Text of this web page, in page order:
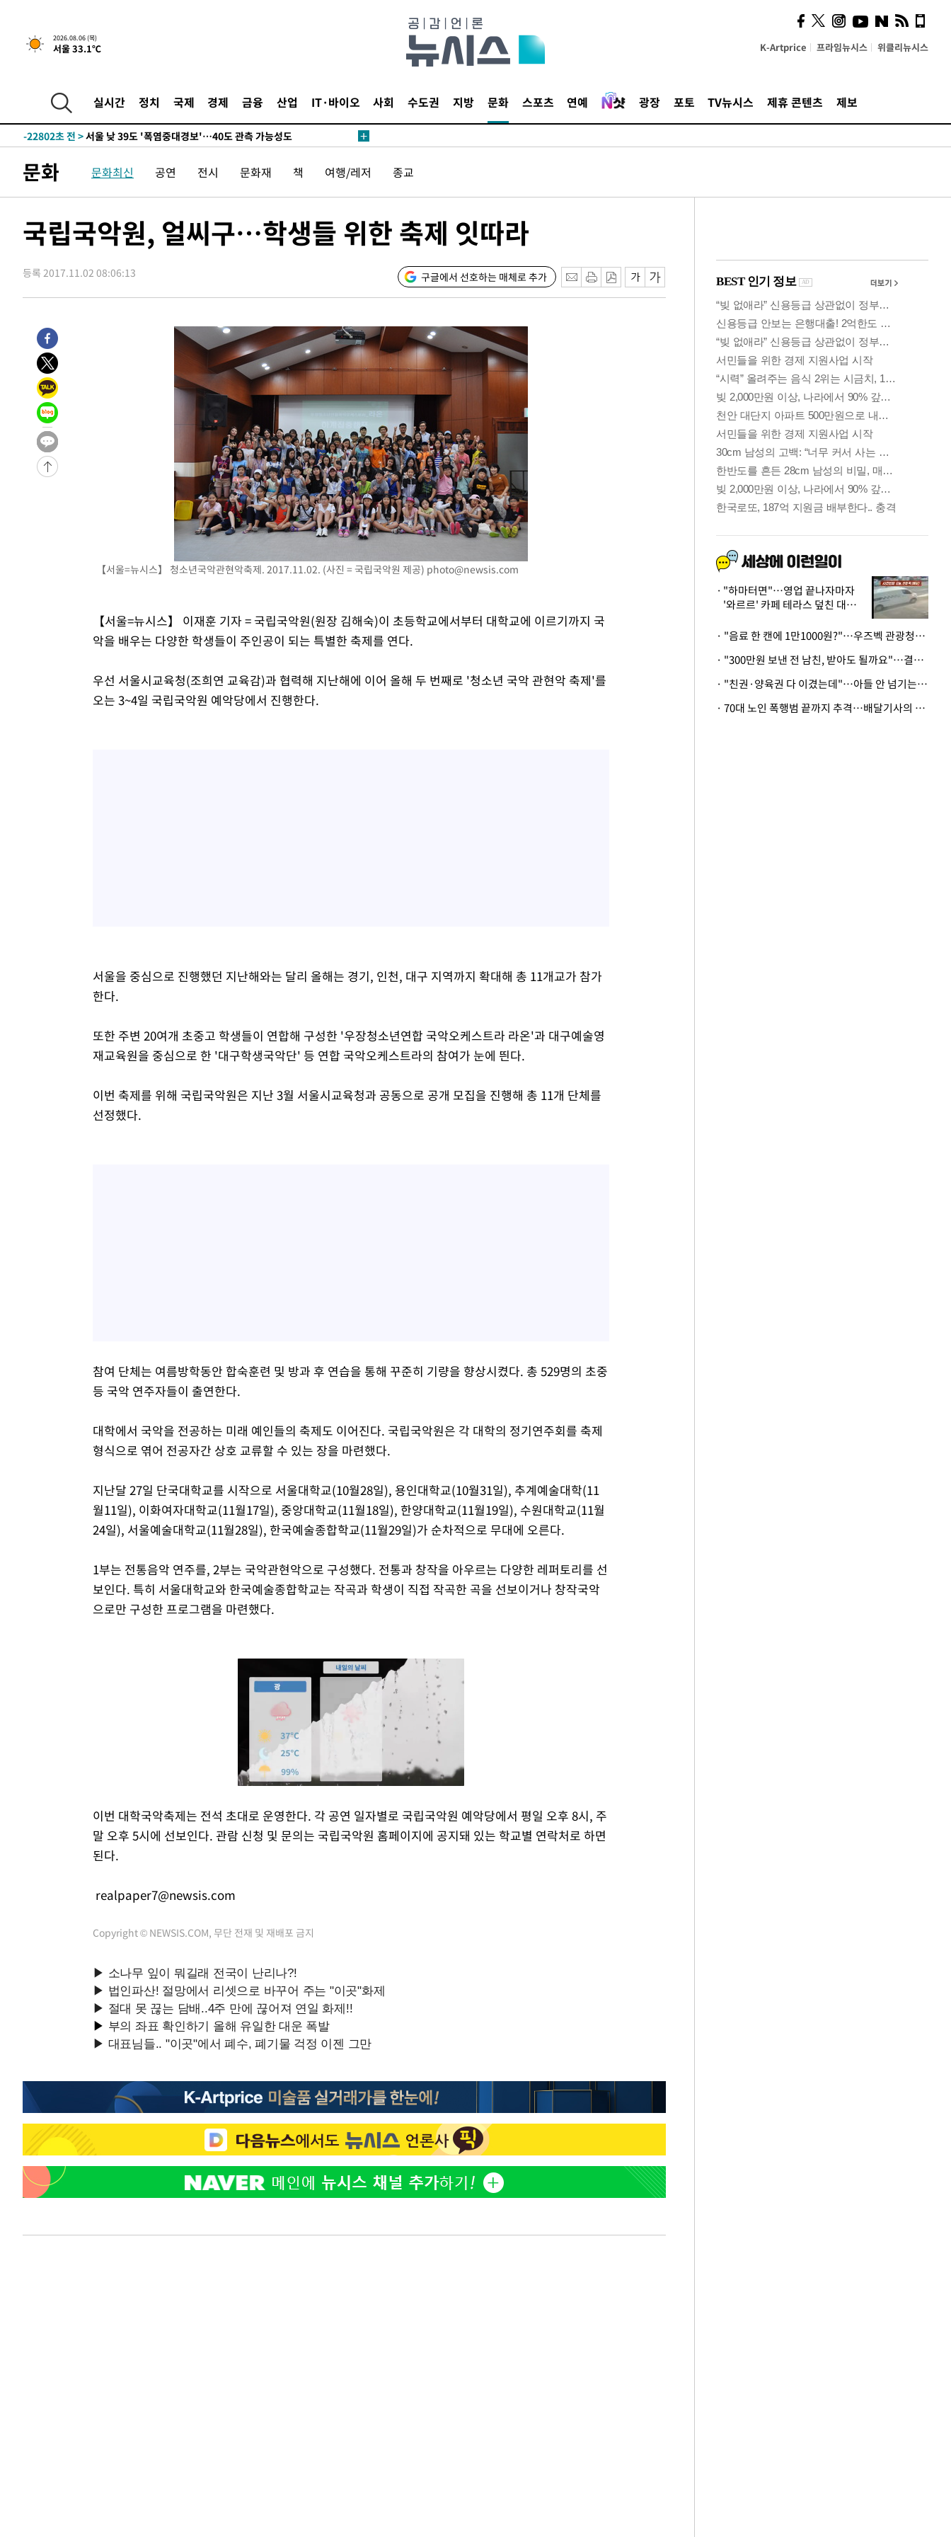
2026.08.06 (목)
서울 33.1℃ K-Artprice 프라임뉴시스 위클리뉴시스
실시간 정치 국제 경제 금융 산업 IT·바이오 사회 수도권 지방 문화 스포츠 연예 광장 포토 TV뉴시스 제휴 콘텐츠 제보
-30293초 전 >[속보]전남광주 초대 시민추천 부시장에 백승주·윤난실
-27854초 전 >서울 열대야 15일째 지속…비공식 '초열대야' 30도 넘어
-26404초 전 >
[속보]코스피, 119.51포인트(1.81%) 내린 6478.75 개장
-22851초 전 >
-22802초 전 >서울 낮 39도 '폭염중대경보'…40도 관측 가능성도
-12337초 전 >
[속보] 호르무즈 해협 이란-오만 협상 기대속 뉴욕증시 혼조 마감 다
-10692초 전 >[속보] 이란 대통령 "지금 최고지도자와 소통하기가 매우 어려워"
-31861초 전 >[속보]경찰, '홍명보 선임 논란' 대한축구협회·축구회관 등 압수수
상
-31041초 전 >[속보]코스피 매도사이드카 발동…4%대 급락
-30313초 전 >[속보]전남광주 초대 시민추천 부시장에 백승주·윤난실
-26441초 전 >
[속보]코스닥, 2.15포인트(0.27%) 내린 797.44 출발
-26424초 전 >
[속보]코스피, 119.51포인트(1.81%) 내린 6478.75 개장
-22871초 전 >
6월 경상수지 497.3억 달러…두 달 연속 사상 최대
-22822초 전 >
서울 낮 39도 '폭염중대경보'…40도 관측 가능성도
-20184초 전 >
미 워싱턴주 스포캔 시의 통제불능 3개 산불, 방화선 일부 구축
-12357초 전 >
[속보] 호르무즈 해협 이란-오만 협상 기대속 뉴욕증시 혼조 마감 다
우 0.49%↑
-10712초 전 >
[속보] 이란 대통령 "지금 최고지도자와 소통하기가 매우 어려워"
취임 3년 인터뷰
1시간 전 > [속보] "이란-오만, 호르무즈 해협 통행 항로 합의" 이란 외무부 대변인
문화 문화최신 공연 전시 문화재 책 여행/레저 종교
국립국악원, 얼씨구…학생들 위한 축제 잇따라
등록 2017.11.02 08:06:13 구글에서 선호하는 매체로 추가
【서울=뉴시스】 청소년국악관현악축제. 2017.11.02. (사진 = 국립국악원 제공) photo@newsis.com
【서울=뉴시스】 이재훈 기자 = 국립국악원(원장 김해숙)이 초등학교에서부터 대학교에 이르기까지 국
악을 배우는 다양한 학생들이 주인공이 되는 특별한 축제를 연다.
우선 서울시교육청(조희연 교육감)과 협력해 지난해에 이어 올해 두 번째로 '청소년 국악 관현악 축제'를
오는 3~4일 국립국악원 예악당에서 진행한다.
서울을 중심으로 진행했던 지난해와는 달리 올해는 경기, 인천, 대구 지역까지 확대해 총 11개교가 참가
한다.
또한 주변 20여개 초중고 학생들이 연합해 구성한 '우장청소년연합 국악오케스트라 라온'과 대구예술영
재교육원을 중심으로 한 '대구학생국악단' 등 연합 국악오케스트라의 참여가 눈에 띈다.
이번 축제를 위해 국립국악원은 지난 3월 서울시교육청과 공동으로 공개 모집을 진행해 총 11개 단체를
선정했다.
참여 단체는 여름방학동안 합숙훈련 및 방과 후 연습을 통해 꾸준히 기량을 향상시켰다. 총 529명의 초중
등 국악 연주자들이 출연한다.
대학에서 국악을 전공하는 미래 예인들의 축제도 이어진다. 국립국악원은 각 대학의 정기연주회를 축제
형식으로 엮어 전공자간 상호 교류할 수 있는 장을 마련했다.
지난달 27일 단국대학교를 시작으로 서울대학교(10월28일), 용인대학교(10월31일), 추계예술대학(11
월11일), 이화여자대학교(11월17일), 중앙대학교(11월18일), 한양대학교(11월19일), 수원대학교(11월
24일), 서울예술대학교(11월28일), 한국예술종합학교(11월29일)가 순차적으로 무대에 오른다.
1부는 전통음악 연주를, 2부는 국악관현악으로 구성했다. 전통과 창작을 아우르는 다양한 레퍼토리를 선
보인다. 특히 서울대학교와 한국예술종합학교는 작곡과 학생이 직접 작곡한 곡을 선보이거나 창작국악
으로만 구성한 프로그램을 마련했다.
Mute
이번 대학국악축제는 전석 초대로 운영한다. 각 공연 일자별로 국립국악원 예악당에서 평일 오후 8시, 주
말 오후 5시에 선보인다. 관람 신청 및 문의는 국립국악원 홈페이지에 공지돼 있는 학교별 연락처로 하면
된다.
realpaper7@newsis.com
Copyright © NEWSIS.COM, 무단 전재 및 재배포 금지
카페사장들 "배달플랫폼 상
생안이 더 절실"
"하마터면"…영업 끝나자마자
'와르르' 카페 테라스 덮친 대리
· "음료 한 캔에 1만1000원?"…우즈벡 관광청까지 나섰다, 유튜버 폭로 후폭풍
· "300만원 보낸 전 남친, 받아도 될까요"…결혼 앞둔 예비신부의 뜻밖 고충
· "친권·양육권 다 이겼는데"…아들 안 넘기는 아내에 '강제집행' 가능할까
· 70대 노인 폭행범 끝까지 추격…배달기사의 용기, 추가 피해 막았다